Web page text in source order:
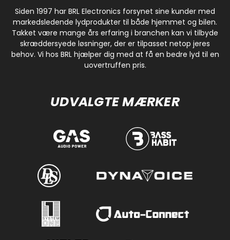
Siden 1997 har BRL Electronics forsynet sine kunder med
markedsledende lydprodukter til både hjemmet og bilen.
Takket være mange års erfaring i branchen kan vi tilbyde
skræddersyede løsninger, der er tilpasset netop jeres
behov. Vi hos BRL hjælper dig med at få en bedre lyd til en
uovertruffen pris.
UDVALGTE MÆRKER